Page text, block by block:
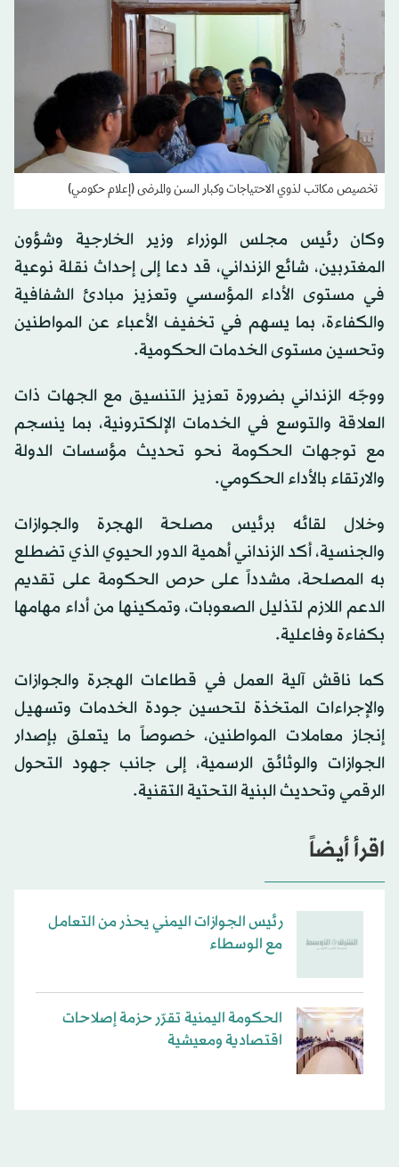
تخصيص مكاتب لذوي الاحتياجات وكبار السن والمرضى (إعلام حكومي)
وكان رئيس مجلس الوزراء وزير الخارجية وشؤون
المغتربين، شائع الزنداني، قد دعا إلى إحداث نقلة نوعية
في مستوى الأداء المؤسسي وتعزيز مبادئ الشفافية
والكفاءة، بما يسهم في تخفيف الأعباء عن المواطنين
وتحسين مستوى الخدمات الحكومية.
ووجّه الزنداني بضرورة تعزيز التنسيق مع الجهات ذات
العلاقة والتوسع في الخدمات الإلكترونية، بما ينسجم
مع توجهات الحكومة نحو تحديث مؤسسات الدولة
والارتقاء بالأداء الحكومي.
وخلال لقائه برئيس مصلحة الهجرة والجوازات
والجنسية، أكد الزنداني أهمية الدور الحيوي الذي تضطلع
به المصلحة، مشدداً على حرص الحكومة على تقديم
الدعم اللازم لتذليل الصعوبات، وتمكينها من أداء مهامها
بكفاءة وفاعلية.
كما ناقش آلية العمل في قطاعات الهجرة والجوازات
والإجراءات المتخذة لتحسين جودة الخدمات وتسهيل
إنجاز معاملات المواطنين، خصوصاً ما يتعلق بإصدار
الجوازات والوثائق الرسمية، إلى جانب جهود التحول
الرقمي وتحديث البنية التحتية التقنية.
اقرأ أيضاً
رئيس الجوازات اليمني يحذر من التعامل
مع الوسطاء
الحكومة اليمنية تقرّر حزمة إصلاحات
اقتصادية ومعيشية